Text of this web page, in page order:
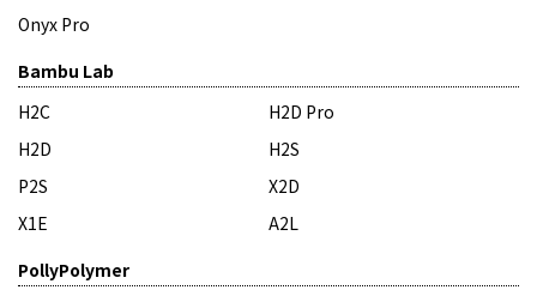
Onyx Pro
Bambu Lab
H2C
H2D Pro
H2D
H2S
P2S
X2D
X1E
A2L
PollyPolymer